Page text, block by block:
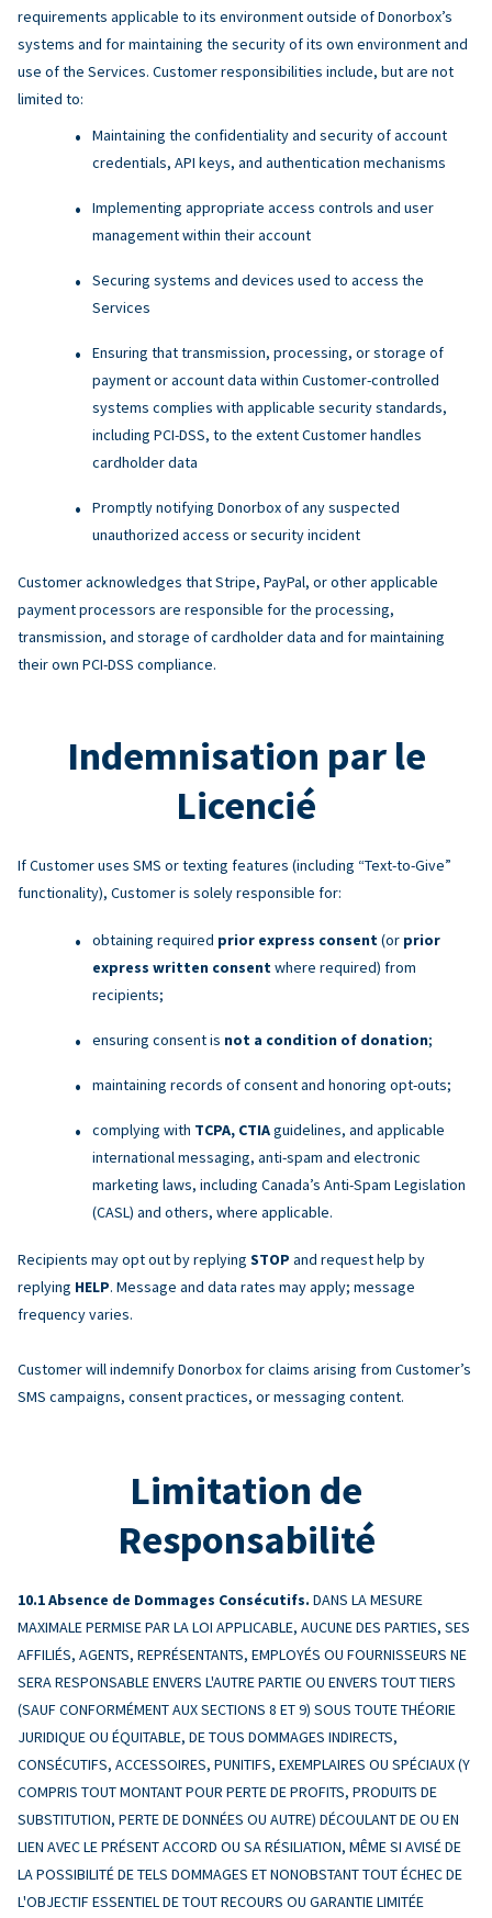
requirements applicable to its environment outside of Donorbox’s
systems and for maintaining the security of its own environment and
use of the Services. Customer responsibilities include, but are not
limited to:
Maintaining the confidentiality and security of account
credentials, API keys, and authentication mechanisms
Implementing appropriate access controls and user
management within their account
Securing systems and devices used to access the
Services
Ensuring that transmission, processing, or storage of
payment or account data within Customer-controlled
systems complies with applicable security standards,
including PCI-DSS, to the extent Customer handles
cardholder data
Promptly notifying Donorbox of any suspected
unauthorized access or security incident
Customer acknowledges that Stripe, PayPal, or other applicable
payment processors are responsible for the processing,
transmission, and storage of cardholder data and for maintaining
their own PCI-DSS compliance.
Indemnisation par le
Licencié
If Customer uses SMS or texting features (including “Text-to-Give”
functionality), Customer is solely responsible for:
obtaining required prior express consent (or prior
express written consent where required) from
recipients;
ensuring consent is not a condition of donation;
maintaining records of consent and honoring opt-outs;
complying with TCPA, CTIAguidelines, and applicable
international messaging, anti-spam and electronic
marketing laws, including Canada’s Anti-Spam Legislation
(CASL) and others, where applicable.
Recipients may opt out by replying STOP and request help by
replying HELP. Message and data rates may apply; message
frequency varies.
Customer will indemnify Donorbox for claims arising from Customer’s
SMS campaigns, consent practices, or messaging content.
Limitation de
Responsabilité
Absence de Dommages Consécutifs. DANS LA MESURE
MAXIMALE PERMISE PAR LA LOI APPLICABLE, AUCUNE DES PARTIES, SES
AFFILIÉS, AGENTS, REPRÉSENTANTS, EMPLOYÉS OU FOURNISSEURS NE
SERA RESPONSABLE ENVERS L'AUTRE PARTIE OU ENVERS TOUT TIERS
(SAUF CONFORMÉMENT AUX SECTIONS 8 ET 9) SOUS TOUTE THÉORIE
JURIDIQUE OU ÉQUITABLE, DE TOUS DOMMAGES INDIRECTS,
CONSÉCUTIFS, ACCESSOIRES, PUNITIFS, EXEMPLAIRES OU SPÉCIAUX (Y
COMPRIS TOUT MONTANT POUR PERTE DE PROFITS, PRODUITS DE
SUBSTITUTION, PERTE DE DONNÉES OU AUTRE) DÉCOULANT DE OU EN
LIEN AVEC LE PRÉSENT ACCORD OU SA RÉSILIATION, MÊME SI AVISÉ DE
LA POSSIBILITÉ DE TELS DOMMAGES ET NONOBSTANT TOUT ÉCHEC DE
L'OBJECTIF ESSENTIEL DE TOUT RECOURS OU GARANTIE LIMITÉE